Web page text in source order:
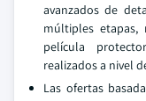
avanzados de
múltiples etapas,
película
realizados a nivel
Las ofertas